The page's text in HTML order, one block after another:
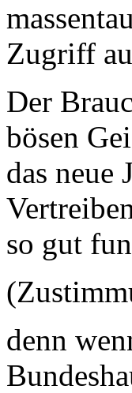
Zugriff
Der
bösen
das neue
so gut
denn